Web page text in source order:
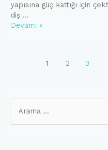
yapısına güç kattığı için
diş …
20
Devamı »
1 2 3